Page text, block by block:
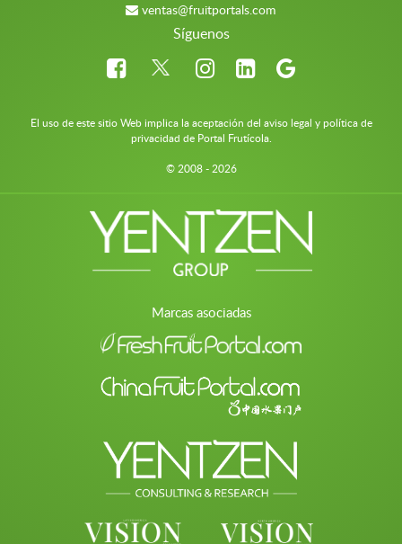
ventas@fruitportals.com
Síguenos
El uso de este sitio Web implica la aceptación del aviso legal y política de
privacidad de Portal Frutícola.
© 2008 - 2026
Marcas asociadas